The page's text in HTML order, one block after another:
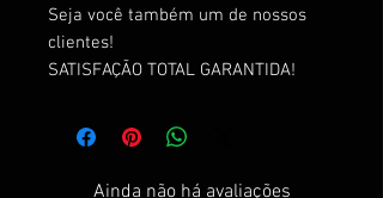
Seja você também um de nossos
clientes!
SATISFAÇÃO TOTAL GARANTIDA!
Ainda não há avaliações